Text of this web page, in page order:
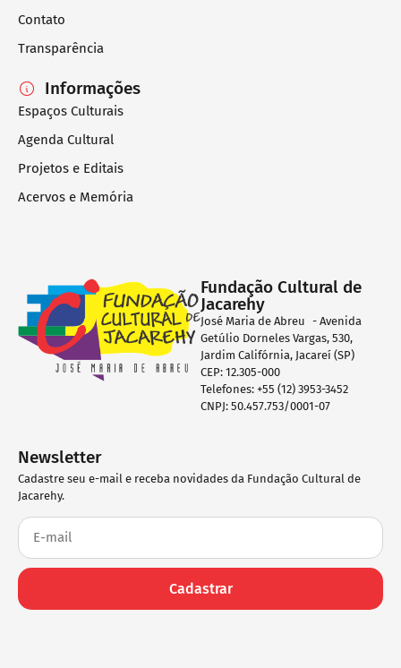
Contato
Transparência
Informações
Espaços Culturais
Agenda Cultural
Projetos e Editais
Acervos e Memória
Fundação Cultural de
Jacarehy
José Maria de Abreu - Avenida
Getúlio Dorneles Vargas, 530,
Jardim Califórnia, Jacareí (SP)
CEP: 12.305-000
Telefones: +55 (12) 3953-3452
CNPJ: 50.457.753/0001-07
Newsletter
Cadastre seu e-mail e receba novidades da Fundação Cultural de
Jacarehy.
Cadastrar